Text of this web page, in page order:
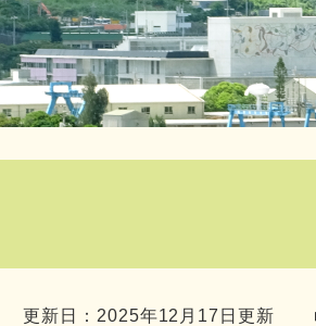
更新日：2025年12月17日更新